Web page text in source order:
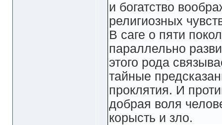
и богатство
религиозных
В саге о пяти
параллельно
этого рода
тайные
проклятия. И
добрая воля
корысть и зло.